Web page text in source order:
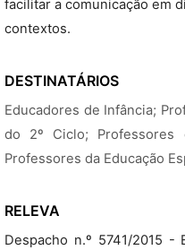
facilitar a comunicação em
contextos.
DESTINATÁRIOS
Educadores de Infância;
do 2º Ciclo; Professores
Professores da Educação
RELEVA
Despacho n.º 5741/2015 -